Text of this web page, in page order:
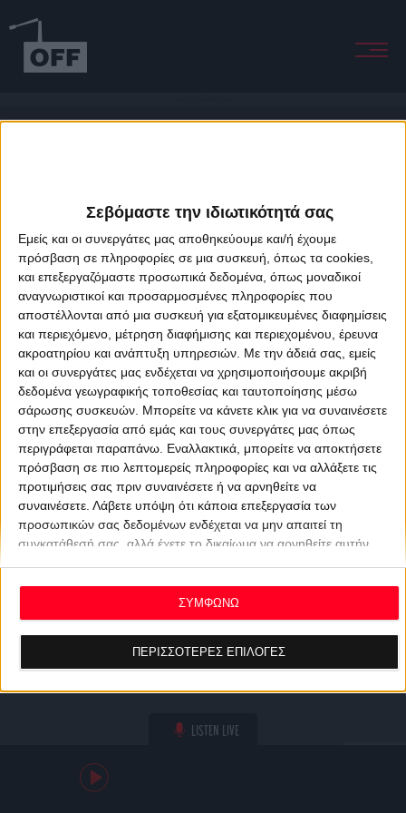
Σεβόμαστε την ιδιωτικότητά σας
Εμείς και οι συνεργάτες μας αποθηκεύουμε και/ή έχουμε
πρόσβαση σε πληροφορίες σε μια συσκευή, όπως τα cookies,
και επεξεργαζόμαστε προσωπικά δεδομένα, όπως μοναδικοί
αναγνωριστικοί και προσαρμοσμένες πληροφορίες που
αποστέλλονται από μια συσκευή για εξατομικευμένες διαφημίσεις
και περιεχόμενο, μέτρηση διαφήμισης και περιεχομένου, έρευνα
ακροατηρίου και ανάπτυξη υπηρεσιών. Με την άδειά σας, εμείς
και οι συνεργάτες μας ενδέχεται να χρησιμοποιήσουμε ακριβή
δεδομένα γεωγραφικής τοποθεσίας και ταυτοποίησης μέσω
σάρωσης συσκευών. Μπορείτε να κάνετε κλικ για να συναινέσετε
στην επεξεργασία από εμάς και τους συνεργάτες μας όπως
περιγράφεται παραπάνω. Εναλλακτικά, μπορείτε να αποκτήσετε
πρόσβαση σε πιο λεπτομερείς πληροφορίες και να αλλάξετε τις
προτιμήσεις σας πριν συναινέσετε ή να αρνηθείτε να
συναινέσετε. Λάβετε υπόψη ότι κάποια επεξεργασία των
προσωπικών σας δεδομένων ενδέχεται να μην απαιτεί τη
συγκατάθεσή σας, αλλά έχετε το δικαίωμα να αρνηθείτε αυτήν
ανακαλέσετε τη συγκατάθεσή σας ανά πάσα στιγμή
επιστρέφοντας σε αυτόν τον ιστότοπο και κάνοντας κλικ στο
κουμπί "Απορρήτου" στο κάτω μέρος της ιστοσελίδας.
ΠΕΡΙΣΣΟΤΕΡΕΣ ΕΠΙΛΟΓΕΣ
ΣΥΜΦΩΝΩ
LISTEN LIVE
About Offradio Business Class Terms & Conditions
Privacy Policy
Designed & developed byporcupine colors&Fotis Alexandrou